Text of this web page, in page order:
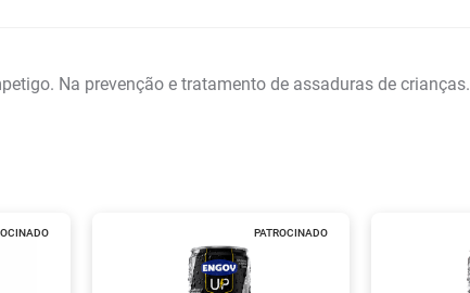
Na prevenção e tratamento de assaduras de crianças.
PATROCINADO